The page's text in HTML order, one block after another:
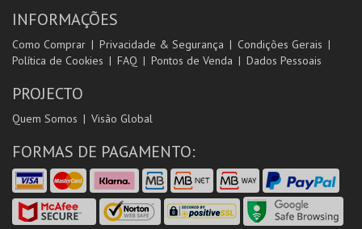
INFORMAÇÕES
Como Comprar Privacidade & Segurança
Condições Gerais
Política de Cookies
FAQ Pontos de Venda Dados Pessoais
PROJECTO
Quem Somos Visão Global
FORMAS DE PAGAMENTO: